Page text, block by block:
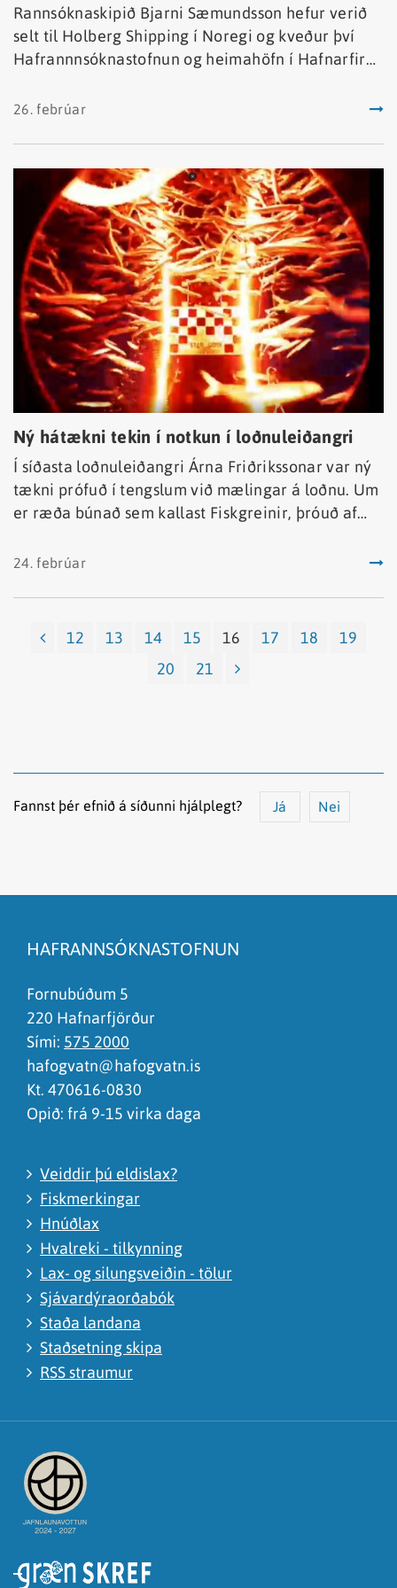
Rannsóknaskipið Bjarni Sæmundsson hefur verið
selt til Holberg Shipping í Noregi og kveður því
Hafrannnsóknastofnun og heimahöfn í Hafnarfirði
26. febrúar
Ný hátækni tekin í notkun í loðnuleiðangri
Í síðasta loðnuleiðangri Árna Friðrikssonar var ný
tækni prófuð í tengslum við mælingar á loðnu. Um
er ræða búnað sem kallast Fiskgreinir, þróuð af
með Hampiðjunni, styrkt af Tækniþróunnarsjóði
áður prófaður um borð í togurum, m.a. í
karfarannsókn, en þetta er í fyrst skipti sem prófun
24. febrúar
12 13 14 15 16 17 18
19
20
21
Fannst þér efnið á síðunni hjálplegt? Já Nei
Það er of mikið efni á síðunni
Ég skil ekki efnið, finnst það of flókið
HAFRANNSÓKNASTOFNUN
Fornubúðum 5
220 Hafnarfjörður
Sími: 575 2000
hafogvatn@hafogvatn.is
Kt. 470616-0830
Opið: frá 9-15 virka daga
Veiddir þú eldislax?
Fiskmerkingar
Hnúðlax
Hvalreki - tilkynning
Lax- og silungsveiðin - tölur
Sjávardýraorðabók
Staða landana
Staðsetning skipa
RSS straumur